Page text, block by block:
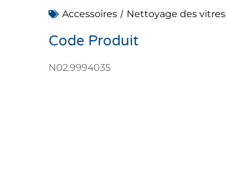
Accessoires / Nettoyage des vitres
Code Produit
N02.9994035